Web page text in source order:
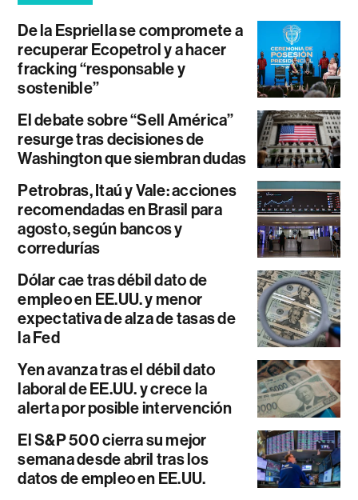
De la Espriella se compromete a
recuperar Ecopetrol y a hacer
fracking “responsable y
sostenible”
El debate sobre “Sell América”
resurge tras decisiones de
Washington que siembran dudas
Petrobras, Itaú y Vale: acciones
recomendadas en Brasil para
agosto, según bancos y
corredurías
Dólar cae tras débil dato de
empleo en EE.UU. y menor
expectativa de alza de tasas de
la Fed
Yen avanza tras el débil dato
laboral de EE.UU. y crece la
alerta por posible intervención
El S&P 500 cierra su mejor
semana desde abril tras los
datos de empleo en EE.UU.